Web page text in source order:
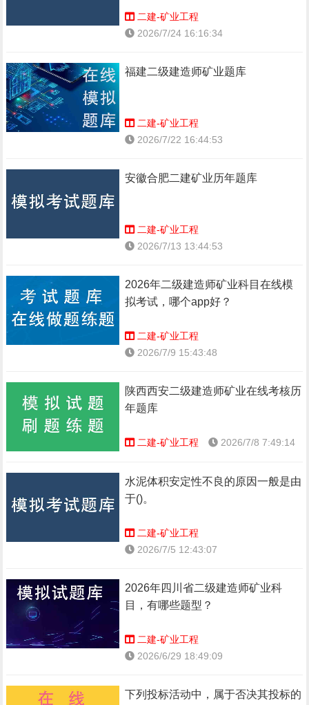
二建-矿业工程
2026/7/24 16:16:34
福建二级建造师矿业题库
二建-矿业工程
2026/7/22 16:44:53
安徽合肥二建矿业历年题库
二建-矿业工程
2026/7/13 13:44:53
2026年二级建造师矿业科目在线模
拟考试，哪个app好？
二建-矿业工程
2026/7/9 15:43:48
陕西西安二级建造师矿业在线考核历
年题库
二建-矿业工程 2026/7/8 7:49:14
水泥体积安定性不良的原因一般是由
于()。
二建-矿业工程
2026/7/5 12:43:07
2026年四川省二级建造师矿业科
目，有哪些题型？
二建-矿业工程
2026/6/29 18:49:09
下列投标活动中，属于否决其投标的